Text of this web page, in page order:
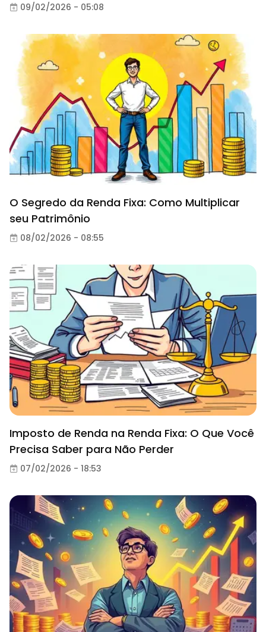
09/02/2026 - 05:08
O Segredo da Renda Fixa: Como Multiplicar
seu Patrimônio
08/02/2026 - 08:55
Imposto de Renda na Renda Fixa: O Que Você
Precisa Saber para Não Perder
07/02/2026 - 18:53